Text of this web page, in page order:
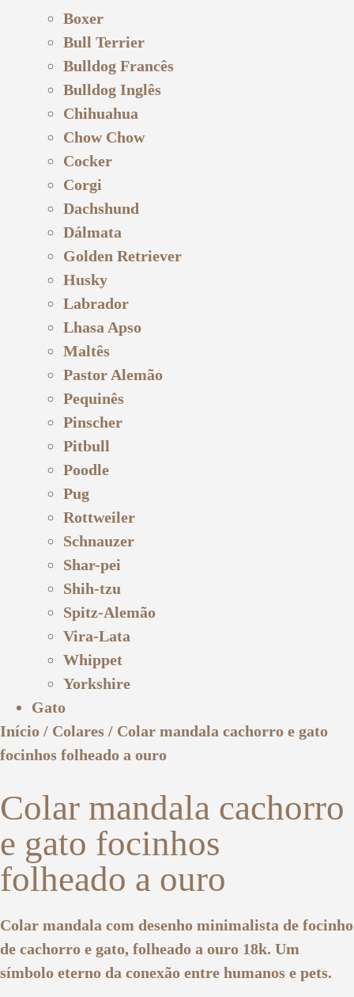
Boxer
Bull Terrier
Bulldog Francês
Bulldog Inglês
Chihuahua
Chow Chow
Cocker
Corgi
Dachshund
Dálmata
Golden Retriever
Husky
Labrador
Lhasa Apso
Maltês
Pastor Alemão
Pequinês
Pinscher
Pitbull
Poodle
Pug
Rottweiler
Schnauzer
Shar-pei
Shih-tzu
Spitz-Alemão
Vira-Lata
Whippet
Yorkshire
Gato
Início / Colares / Colar mandala cachorro e gato
focinhos folheado a ouro
Colar mandala cachorro
e gato focinhos
folheado a ouro
Colar mandala com desenho minimalista de focinho
de cachorro e gato, folheado a ouro 18k. Um
símbolo eterno da conexão entre humanos e pets.